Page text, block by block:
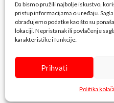
Da bismo pružili najbolje iskustvo,
pristup informacijama o uređaju.
obrađujemo podatke kao što su
lokaciji. Nepristanak ili povlačenje
karakteristike i funkcije.
Prihvati
Politika
razvijene mreže
čine (tržni centri,
benzinske pumpe),
vlastitu distribuciju preko
Italije, Španije, Poljske,
ostalih zemalja EU.